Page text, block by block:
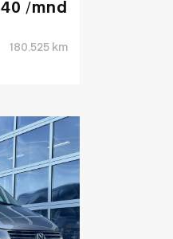
/mnd
180.525 km